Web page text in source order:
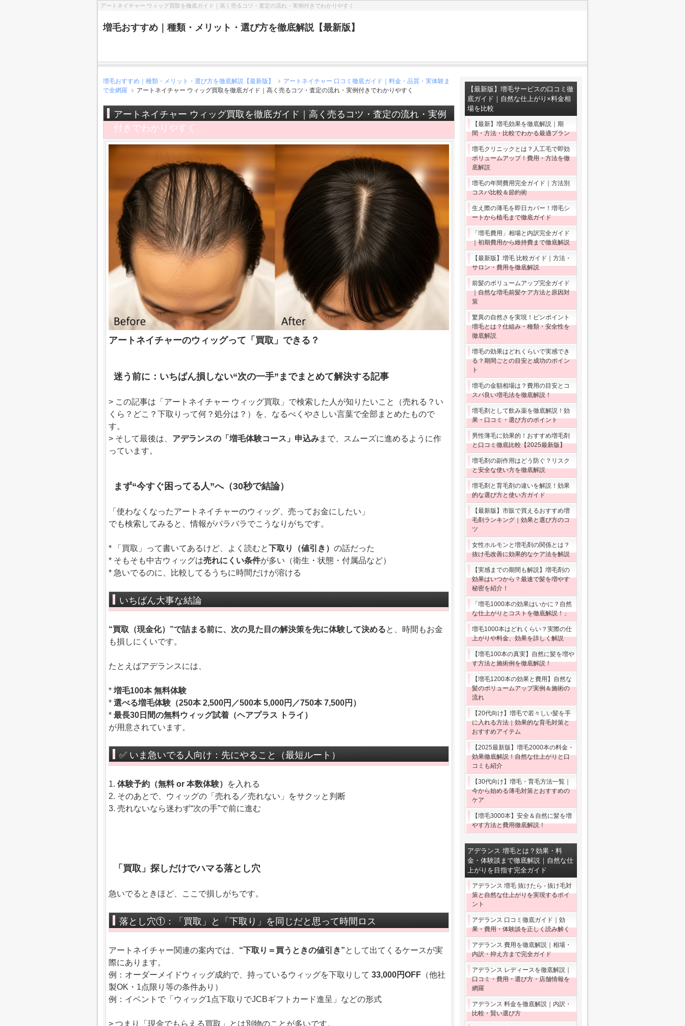
アートネイチャー ウィッグ買取を徹底ガイド｜高く売るコツ・査定の流れ・実例付きでわかりやすく
増毛おすすめ｜種類・メリット・選び方を徹底解説【最新版】
増毛おすすめ｜種類・メリット・選び方を徹底解説【最新版】
アートネイチャー 口コミ徹底ガイド｜料金・品質・実体験ま
で全網羅
アートネイチャー ウィッグ買取を徹底ガイド｜高く売るコツ・査定の流れ・実例付きでわかりやすく
アートネイチャー ウィッグ買取を徹底ガイド｜高く売るコツ・査定の流れ・実例
付きでわかりやすく
アートネイチャーのウィッグって「買取」できる？
迷う前に：いちばん損しない“次の一手”までまとめて解決する記事
> この記事は「アートネイチャー ウィッグ買取」で検索した人が知りたいこと（売れる？い
くら？どこ？下取りって何？処分は？）を、なるべくやさしい言葉で全部まとめたもので
す。
> そして最後は、 アデランスの「増毛体験コース」申込みまで、スムーズに進めるように作
っています。
まず“今すぐ困ってる人”へ（30秒で結論）
「使わなくなったアートネイチャーのウィッグ、売ってお金にしたい」
でも検索してみると、情報がバラバラでこうなりがちです。
* 「買取」って書いてあるけど、よく読むと下取り（値引き） の話だった
* そもそも中古ウィッグは売れにくい条件が多い（衛生・状態・付属品など）
* 急いでるのに、比較してるうちに時間だけが溶ける
いちばん大事な結論
“買取（現金化）”で詰まる前に、次の見た目の解決策を先に体験して決めると、時間もお金
も損しにくいです。
たとえばアデランスには、
* 増毛100本 無料体験
* 選べる増毛体験（250本 2,500円／500本 5,000円／750本 7,500円）
* 最長30日間の無料ウィッグ試着（ヘアプラス トライ）
が用意されています。
✅ いま急いでる人向け：先にやること（最短ルート）
1. 体験予約（無料 or 本数体験）
を入れる
2. そのあとで、ウィッグの「売れる／売れない」をサクッと判断
3. 売れないなら迷わず“次の手”で前に進む
「買取」探しだけでハマる落とし穴
急いでるときほど、ここで損しがちです。
落とし穴①：「買取」と「下取り」を同じだと思って時間ロス
アートネイチャー関連の案内では、 “下取り＝買うときの値引き”として出てくるケースが実
際にあります。
例：オーダーメイドウィッグ成約で、持っているウィッグを下取りして 33,000円OFF （他社
製OK・1点限り等の条件あり）
例：イベントで「ウィッグ1点下取りでJCBギフトカード進呈」などの形式
> つまり「現金でもらえる買取」とは別物のことが多いです。
【最新版】増毛サービスの口コミ徹
底ガイド｜自然な仕上がり×料金相
場を比較
【最新】増毛効果を徹底解説｜期
間・方法・比較でわかる最適プラン
増毛クリニックとは？人工毛で即効
ボリュームアップ！費用・方法を徹
底解説
増毛の年間費用完全ガイド｜方法別
コスパ比較＆節約術
生え際の薄毛を即日カバー！増毛シ
ートから植毛まで徹底ガイド
「増毛費用」相場と内訳完全ガイド
｜初期費用から維持費まで徹底解説
【最新版】増毛 比較ガイド｜方法・
サロン・費用を徹底解説
前髪のボリュームアップ完全ガイド
｜自然な増毛前髪ケア方法と原因対
策
驚異の自然さを実現！ピンポイント
増毛とは？仕組み・種類・安全性を
徹底解説
増毛の効果はどれくらいで実感でき
る？期間ごとの目安と成功のポイン
ト
増毛の金額相場は？費用の目安とコ
スパ良い増毛法を徹底解説！
増毛剤として飲み薬を徹底解説！効
果・口コミ・選び方のポイント
男性薄毛に効果的！おすすめ増毛剤
と口コミ徹底比較【2025最新版】
増毛剤の副作用はどう防ぐ？リスク
と安全な使い方を徹底解説
増毛剤と育毛剤の違いを解説！効果
的な選び方と使い方ガイド
【最新版】市販で買えるおすすめ増
毛剤ランキング｜効果と選び方のコ
ツ
女性ホルモンと増毛剤の関係とは？
抜け毛改善に効果的なケア法を解説
【実感までの期間も解説】増毛剤の
効果はいつから？最速で髪を増やす
秘密を紹介！
「増毛1000本の効果はいかに？自然
な仕上がりとコストを徹底解説！」
増毛1000本はどれくらい？実際の仕
上がりや料金、効果を詳しく解説
【増毛100本の真実】自然に髪を増や
す方法と施術例を徹底解説！
【増毛1200本の効果と費用】自然な
髪のボリュームアップ実例＆施術の
流れ
【20代向け】増毛で若々しい髪を手
に入れる方法｜効果的な育毛対策と
おすすめアイテム
【2025最新版】増毛2000本の料金・
効果徹底解説！自然な仕上がりと口
コミも紹介
【30代向け】増毛・育毛方法一覧｜
今から始める薄毛対策とおすすめの
ケア
【増毛3000本】安全＆自然に髪を増
やす方法と費用徹底解説！
アデランス 増毛とは？効果・料
金・体験談まで徹底解説｜自然な仕
上がりを目指す完全ガイド
アデランス 増毛 抜けたら - 抜け毛対
策と自然な仕上がりを実現するポイ
ント
アデランス 口コミ徹底ガイド｜効
果・費用・体験談を正しく読み解く
アデランス 費用を徹底解説｜相場・
内訳・抑え方まで完全ガイド
アデランス レディースを徹底解説｜
口コミ・費用・選び方・店舗情報を
網羅
アデランス 料金を徹底解説｜内訳・
比較・賢い選び方